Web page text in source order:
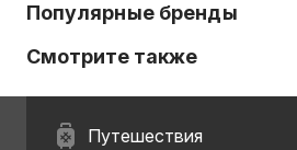
Популярные бренды
Смотрите также
Путешествия